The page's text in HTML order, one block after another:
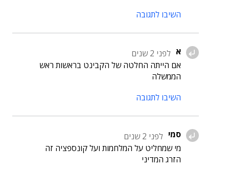
השיבו לתגובה
א לפני 2 שנים
אם הייתה החלטה של הקבינט בראשות ראש
הממשלה
השיבו לתגובה
סמי לפני 2 שנים
מי שמחליט על המלחמות ועל קונספציה זה
הזרג המדיני